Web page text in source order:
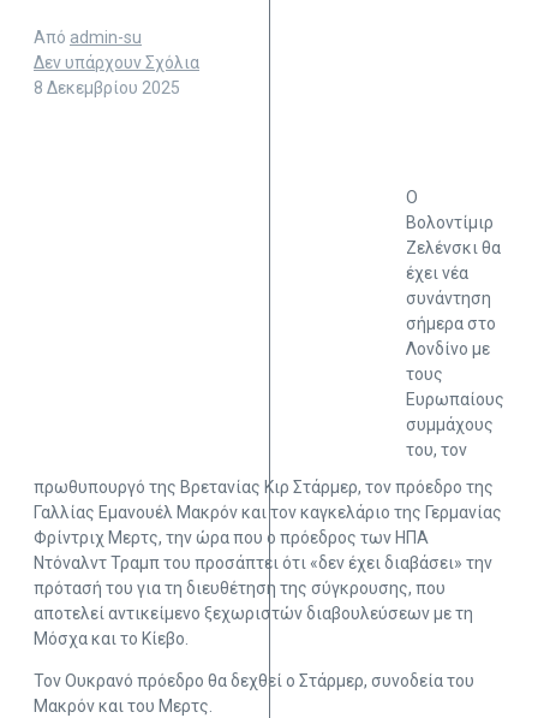
Από admin-su
Δεν υπάρχουν Σχόλια
8 Δεκεμβρίου 2025
Ο
Βολοντίμιρ
Ζελένσκι θα
έχει νέα
συνάντηση
σήμερα στο
Λονδίνο με
τους
Ευρωπαίους
συμμάχους
του, τον
πρωθυπουργό της Βρετανίας Κιρ Στάρμερ, τον πρόεδρο της
Γαλλίας Εμανουέλ Μακρόν και τον καγκελάριο της Γερμανίας
Φρίντριχ Μερτς, την ώρα που ο πρόεδρος των ΗΠΑ
Ντόναλντ Τραμπ του προσάπτει ότι «δεν έχει διαβάσει» την
πρότασή του για τη διευθέτηση της σύγκρουσης, που
αποτελεί αντικείμενο ξεχωριστών διαβουλεύσεων με τη
Μόσχα και το Κίεβο.
Τον Ουκρανό πρόεδρο θα δεχθεί ο Στάρμερ, συνοδεία του
Μακρόν και του Μερτς.